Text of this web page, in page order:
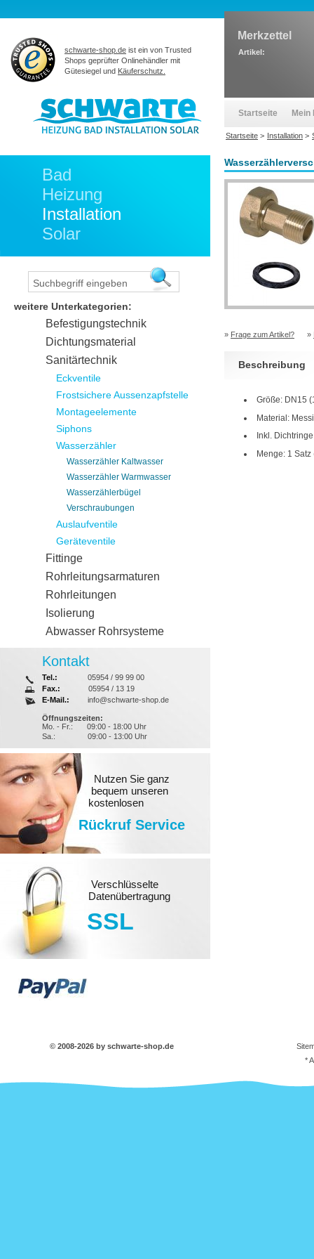
» Frage zum Artikel? »
Beschreibung
Größe: DN15
Material:
Inkl. Dichtringe
Menge: 1 Satz
Bad
Heizung
Installation
Solar
weitere Unterkategorien:
Befestigungstechnik
Dichtungsmaterial
Sanitärtechnik
Eckventile
Frostsichere Aussenzapfstelle
Montageelemente
Siphons
Wasserzähler
Wasserzähler Kaltwasser
Wasserzähler Warmwasser
Wasserzählerbügel
Verschraubungen
Auslaufventile
Geräteventile
Fittinge
Rohrleitungsarmaturen
Rohrleitungen
Isolierung
Abwasser Rohrsysteme
Kontakt
Tel.:
05954 / 99 99 00
Fax.:
05954 / 13 19
E-Mail.:
info@schwarte-shop.de
Öffnungszeiten:
Mo. - Fr.:
09:00 - 18:00 Uhr
Sa.:
09:00 - 13:00 Uhr
Nutzen Sie ganz
bequem unseren
kostenlosen
Rückruf Service
Verschlüsselte
Datenübertragung
SSL
schwarte-shop.de ist ein von Trusted
Shops geprüfter Onlinehändler mit
Gütesiegel und Käuferschutz.
Merkzettel
Artikel:
Startseite Mein
Startseite > Installation >
© 2008-2026 by schwarte-shop.de
*